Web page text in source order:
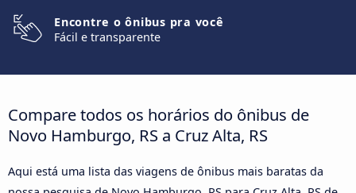
Encontre o ônibus pra você
Fácil e transparente
Compare todos os horários do ônibus de
Novo Hamburgo, RS a Cruz Alta, RS
Aqui está uma lista das viagens de ônibus mais baratas da